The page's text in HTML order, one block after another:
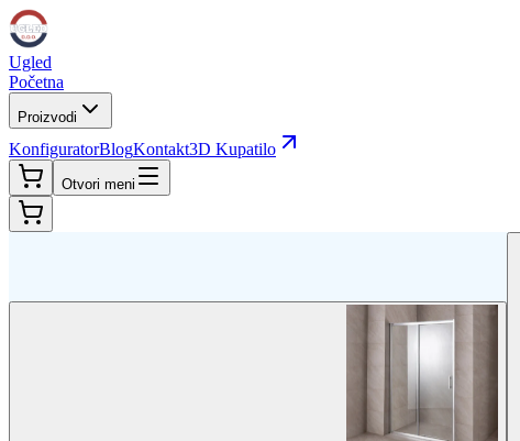
Ugled
Početna
Proizvodi
KonfiguratorBlogKontakt3D Kupatilo
Otvori meni